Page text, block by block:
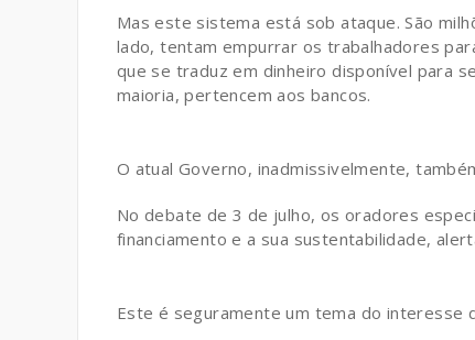
Mas este sistema está sob ataque. São
lado, tentam empurrar os trabalhadores
que se traduz em dinheiro disponível para
maioria, pertencem aos bancos.
O atual Governo, inadmissivelmente,
No debate de 3 de julho, os oradores
financiamento e a sua sustentabilidade,
Este é seguramente um tema do interesse